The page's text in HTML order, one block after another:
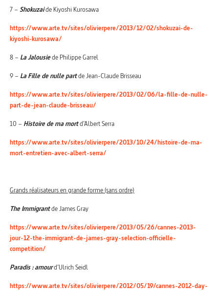
7 – Shokuzaide Kiyoshi Kurosawa
https://www.arte.tv/sites/olivierpere/2013/12/02/shokuzai-de-
kiyoshi-kurosawa/
8 – La Jalousiede Philippe Garrel
9 – La Fille de nulle partde Jean-Claude Brisseau
https://www.arte.tv/sites/olivierpere/2013/02/06/la-fille-de-nulle-
part-de-jean-claude-brisseau/
10 – Histoire de ma mortd’Albert Serra
https://www.arte.tv/sites/olivierpere/2013/10/24/histoire-de-ma-
mort-entretien-avec-albert-serra/
Grands réalisateurs en grande forme (sans ordre)
The Immigrantde James Gray
https://www.arte.tv/sites/olivierpere/2013/05/26/cannes-2013-
jour-12-the-immigrant-de-james-gray-selection-officielle-
competition/
Paradis : amourd’Ulrich Seidl
https://www.arte.tv/sites/olivierpere/2012/05/19/cannes-2012-day-